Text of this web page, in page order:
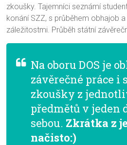
zkoušky. Tajemníci seznámí
konání SZZ, s průběhem obhajob
záležitostmi. Průběh státní
Na oboru DOS je
závěrečné práce i
zkoušky z
předmětů v jeden
sebou. Zkrátka z
načisto:)